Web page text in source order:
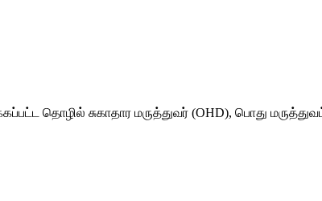
தொழில் சுகாதார மருத்துவர் (OHD), பொது